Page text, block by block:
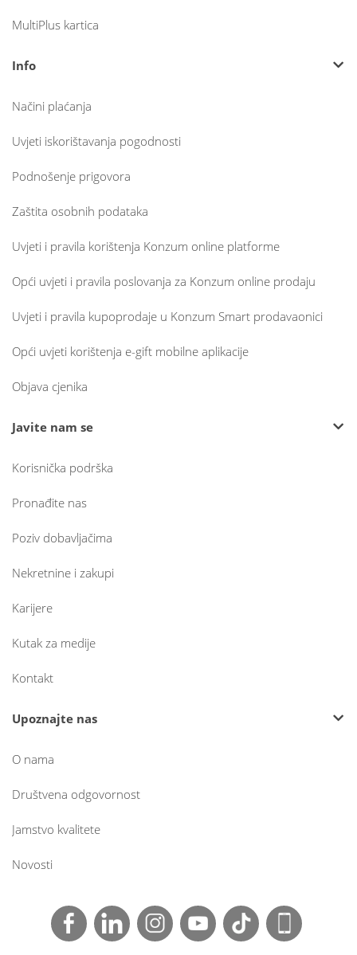
MultiPlus kartica
Info
Načini plaćanja
Uvjeti iskorištavanja pogodnosti
Podnošenje prigovora
Zaštita osobnih podataka
Uvjeti i pravila korištenja Konzum online platforme
Opći uvjeti i pravila poslovanja za Konzum online prodaju
Uvjeti i pravila kupoprodaje u Konzum Smart prodavaonici
Opći uvjeti korištenja e-gift mobilne aplikacije
Objava cjenika
Javite nam se
Korisnička podrška
Pronađite nas
Poziv dobavljačima
Nekretnine i zakupi
Karijere
Kutak za medije
Kontakt
Upoznajte nas
O nama
Društvena odgovornost
Jamstvo kvalitete
Novosti